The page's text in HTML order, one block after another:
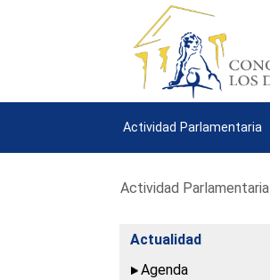
Actividad Parlamentaria
Actividad Parlamentaria
Actualidad
Agenda